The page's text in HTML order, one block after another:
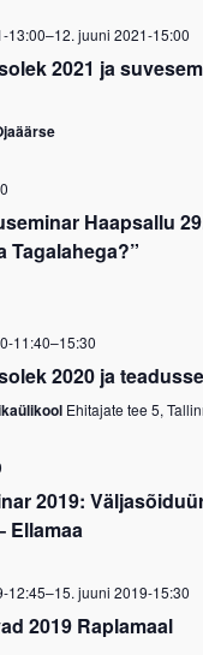
13:00–12. juuni 2021-15:00
2021 ja
Haapsallu
Tagalahega?”
11:40–15:30
2020 ja
Ehitajate tee 5,
2019:
Ellamaa
12:45–15. juuni 2019-15:30
2019 Raplamaal